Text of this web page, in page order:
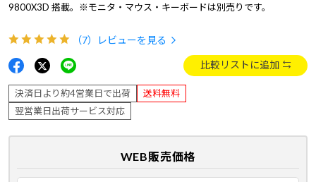
9800X3D 搭載。※モニタ・マウス・キーボードは別売りです。
（7） レビューを見る
比較リストに追加
決済日より約4営業日で出荷
送料無料
翌営業日出荷サービス対応
WEB販売価格